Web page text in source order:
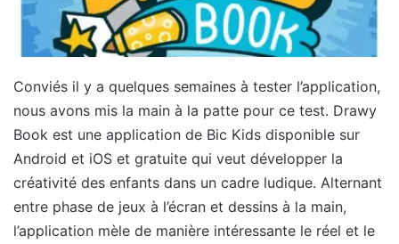
Conviés il y a quelques semaines à tester l’application,
nous avons mis la main à la patte pour ce test. Drawy
Book est une application de Bic Kids disponible sur
Android et iOS et gratuite qui veut développer la
créativité des enfants dans un cadre ludique. Alternant
entre phase de jeux à l’écran et dessins à la main,
l’application mèle de manière intéressante le réel et le